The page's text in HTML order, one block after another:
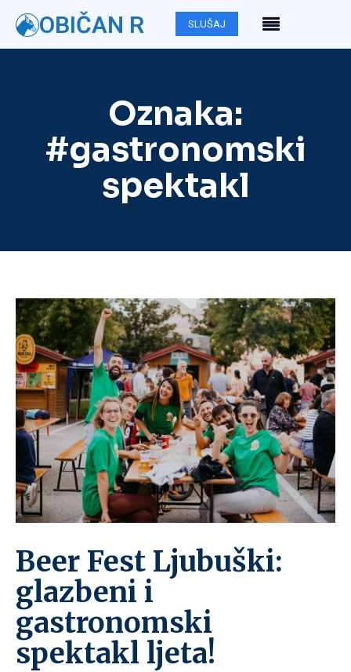
OBIČAN R SLUŠAJ
Oznaka:
#gastronomski
spektakl
Beer Fest Ljubuški:
glazbeni i
gastronomski
spektakl ljeta!